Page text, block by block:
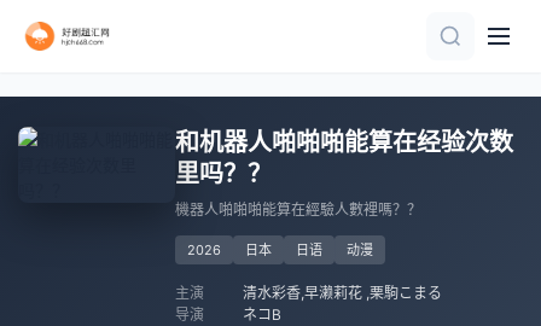
和机器人啪啪啪能算在经验次数
里吗？？
機器人啪啪啪能算在經驗人數裡嗎？？
2026 日本 日语 动漫
主演
清水彩香,早濑莉花 ​​​,栗駒こまる
导演
ネコB
HD国语
已完结 共6集
第54集完结
第7集
第20集完结
第29集
第114集已完结
第22集完结
更新第12集
第17集